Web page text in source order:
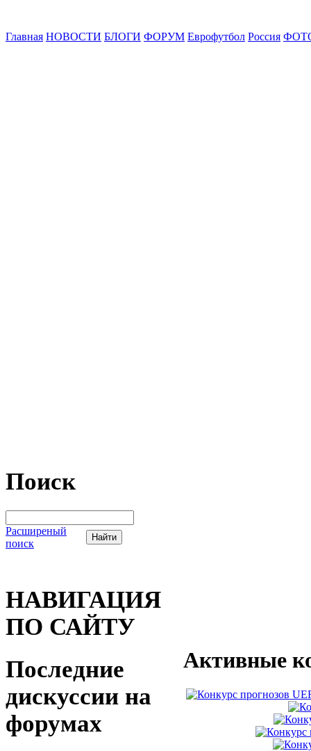
Главная НОВОСТИ БЛОГИ ФОРУМ Еврофутбол Россия
Поиск
Расширеный
поиск
НАВИГАЦИЯ
ПО САЙТУ
Последние
дискуссии на
форумах
Активные